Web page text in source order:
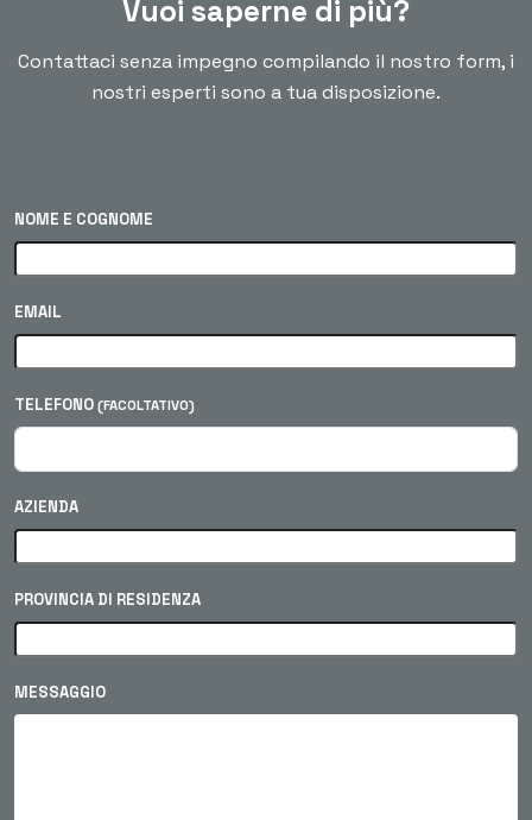
Vuoi saperne di più?
Contattaci senza impegno compilando il nostro form, i
nostri esperti sono a tua disposizione.
NOME E COGNOME
EMAIL
TELEFONO (FACOLTATIVO)
AZIENDA
PROVINCIA DI RESIDENZA
MESSAGGIO